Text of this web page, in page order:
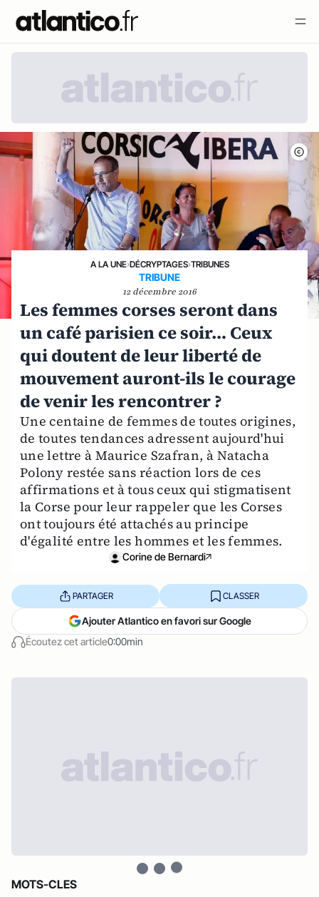
A LA UNE›DÉCRYPTAGES›TRIBUNES
TRIBUNE
12 décembre 2016
Les femmes corses seront dans
un café parisien ce soir… Ceux
qui doutent de leur liberté de
mouvement auront-ils le courage
de venir les rencontrer ?
Une centaine de femmes de toutes origines,
de toutes tendances adressent aujourd'hui
une lettre à Maurice Szafran, à Natacha
Polony restée sans réaction lors de ces
affirmations et à tous ceux qui stigmatisent
la Corse pour leur rappeler que les Corses
ont toujours été attachés au principe
d'égalité entre les hommes et les femmes.
Corine de Bernardi
Écoutez cet article0:00min
PARTAGER CLASSER
Ajouter Atlantico en favori sur Google
MOTS-CLES